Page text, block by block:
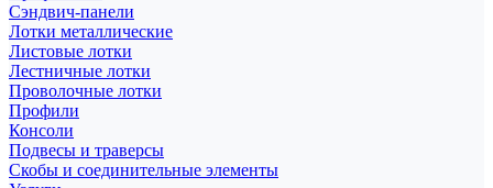
Сэндвич-панели
Лотки металлические
Листовые лотки
Лестничные лотки
Проволочные лотки
Профили
Консоли
Подвесы и траверсы
Скобы и соединительные элементы